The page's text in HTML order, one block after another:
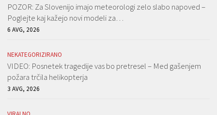
POZOR: Za Slovenijo imajo meteorologi zelo slabo napoved –
Poglejte kaj kažejo novi modeli za…
6 AVG, 2026
NEKATEGORIZIRANO
VIDEO: Posnetek tragedije vas bo pretresel – Med gašenjem
požara trčila helikopterja
3 AVG, 2026